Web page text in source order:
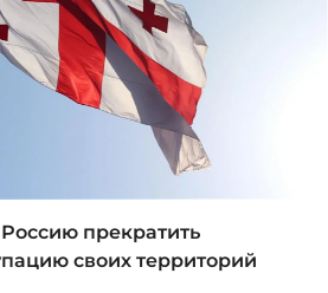
прекратить
своих территорий